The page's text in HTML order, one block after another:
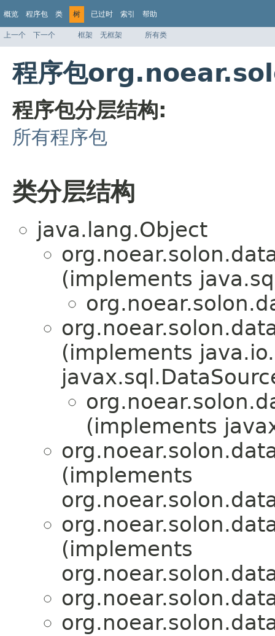
概览 程序包 类 树 已过时 索引 帮助
上一个 下一个 框架 无框架 所有类
程序包
程序包分层结构:
所有程序包
类分层结构
java.lang.Object
(implements
(implements
(implements
(implements
(implements